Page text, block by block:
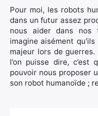
Pour moi, les robots
dans un futur assez
nous aider dans nos
imagine aisément
majeur lors de
l’on puisse dire,
pouvoir nous proposer
son robot humanoïde ;